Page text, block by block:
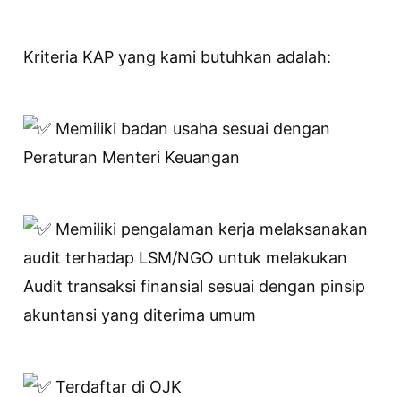
Kriteria KAP yang kami butuhkan adalah:
Memiliki badan usaha sesuai dengan
Peraturan Menteri Keuangan
Memiliki pengalaman kerja melaksanakan
audit terhadap LSM/NGO untuk melakukan
Audit transaksi finansial sesuai dengan pinsip
akuntansi yang diterima umum
Terdaftar di OJK